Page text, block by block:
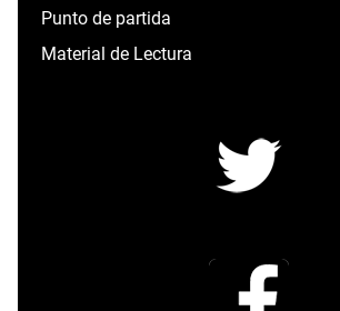
Punto de partida
Material de Lectura